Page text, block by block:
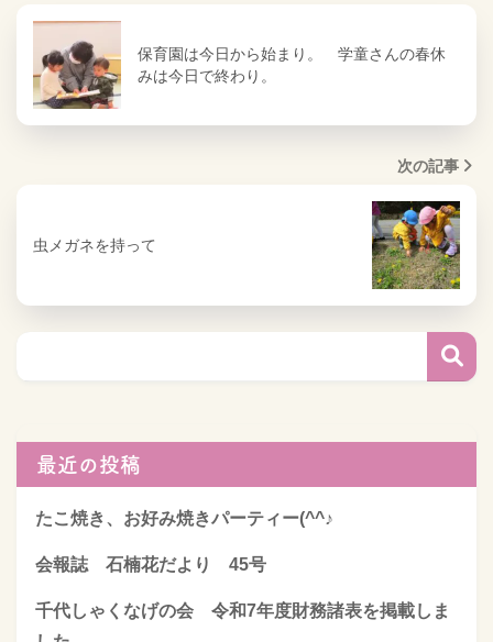
保育園は今日から始まり。 学童さんの春休
みは今日で終わり。
次の記事
虫メガネを持って
最近の投稿
たこ焼き、お好み焼きパーティー(^^♪
会報誌 石楠花だより 45号
千代しゃくなげの会 令和7年度財務諸表を掲載しま